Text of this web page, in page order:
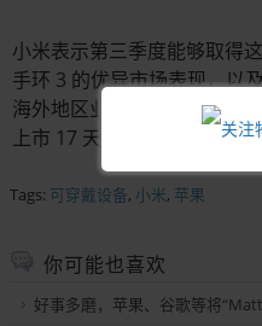
小米表示第三季度能够取得
手环 3 的优异市场表现，以
海外地区业务的扩展。据悉
上市 17 天出货量便超 100
Tags: 可穿戴设备, 小米, 苹果
你可能也喜欢
好事多磨，苹果、谷歌等将